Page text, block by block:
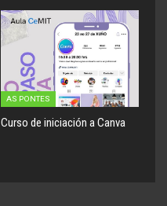
AS PONTES
Curso de iniciación a Canva